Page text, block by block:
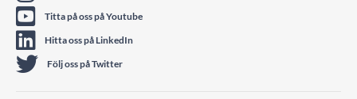
Titta på oss på Youtube
Hitta oss på LinkedIn
Följ oss på Twitter